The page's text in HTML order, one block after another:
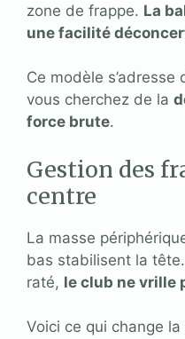
zone de frappe. La
une facilité
Ce modèle
vous cherchez de la
force brute.
Gestion des
centre
La masse
bas stabilisent la
raté, le club ne vrille
Voici ce qui change